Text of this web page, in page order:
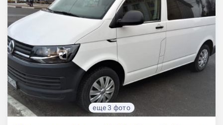
еще 3 фото